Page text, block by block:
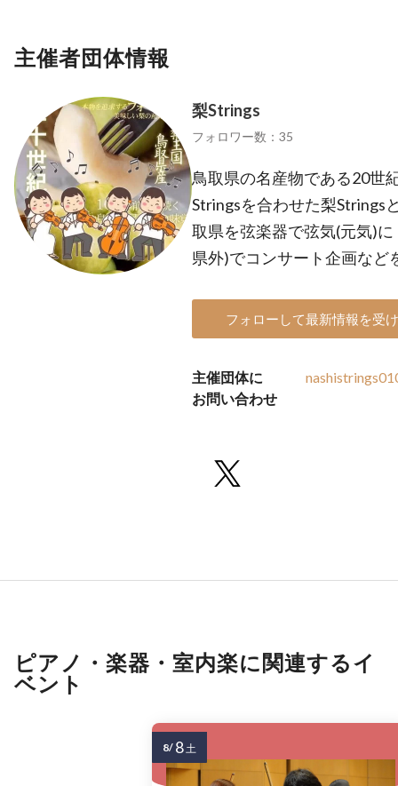
主催者団体情報
梨Strings
フォロワー数：35
鳥取県の名産物である20世
Stringsを合わせた梨Strings
取県を弦楽器で弦気(元気)
県外)でコンサート企画など
フォローして最新情報を受
主催団体に
お問い合わせ
ピアノ・楽器・室内楽に関連するイ
ベント
8/ 8土